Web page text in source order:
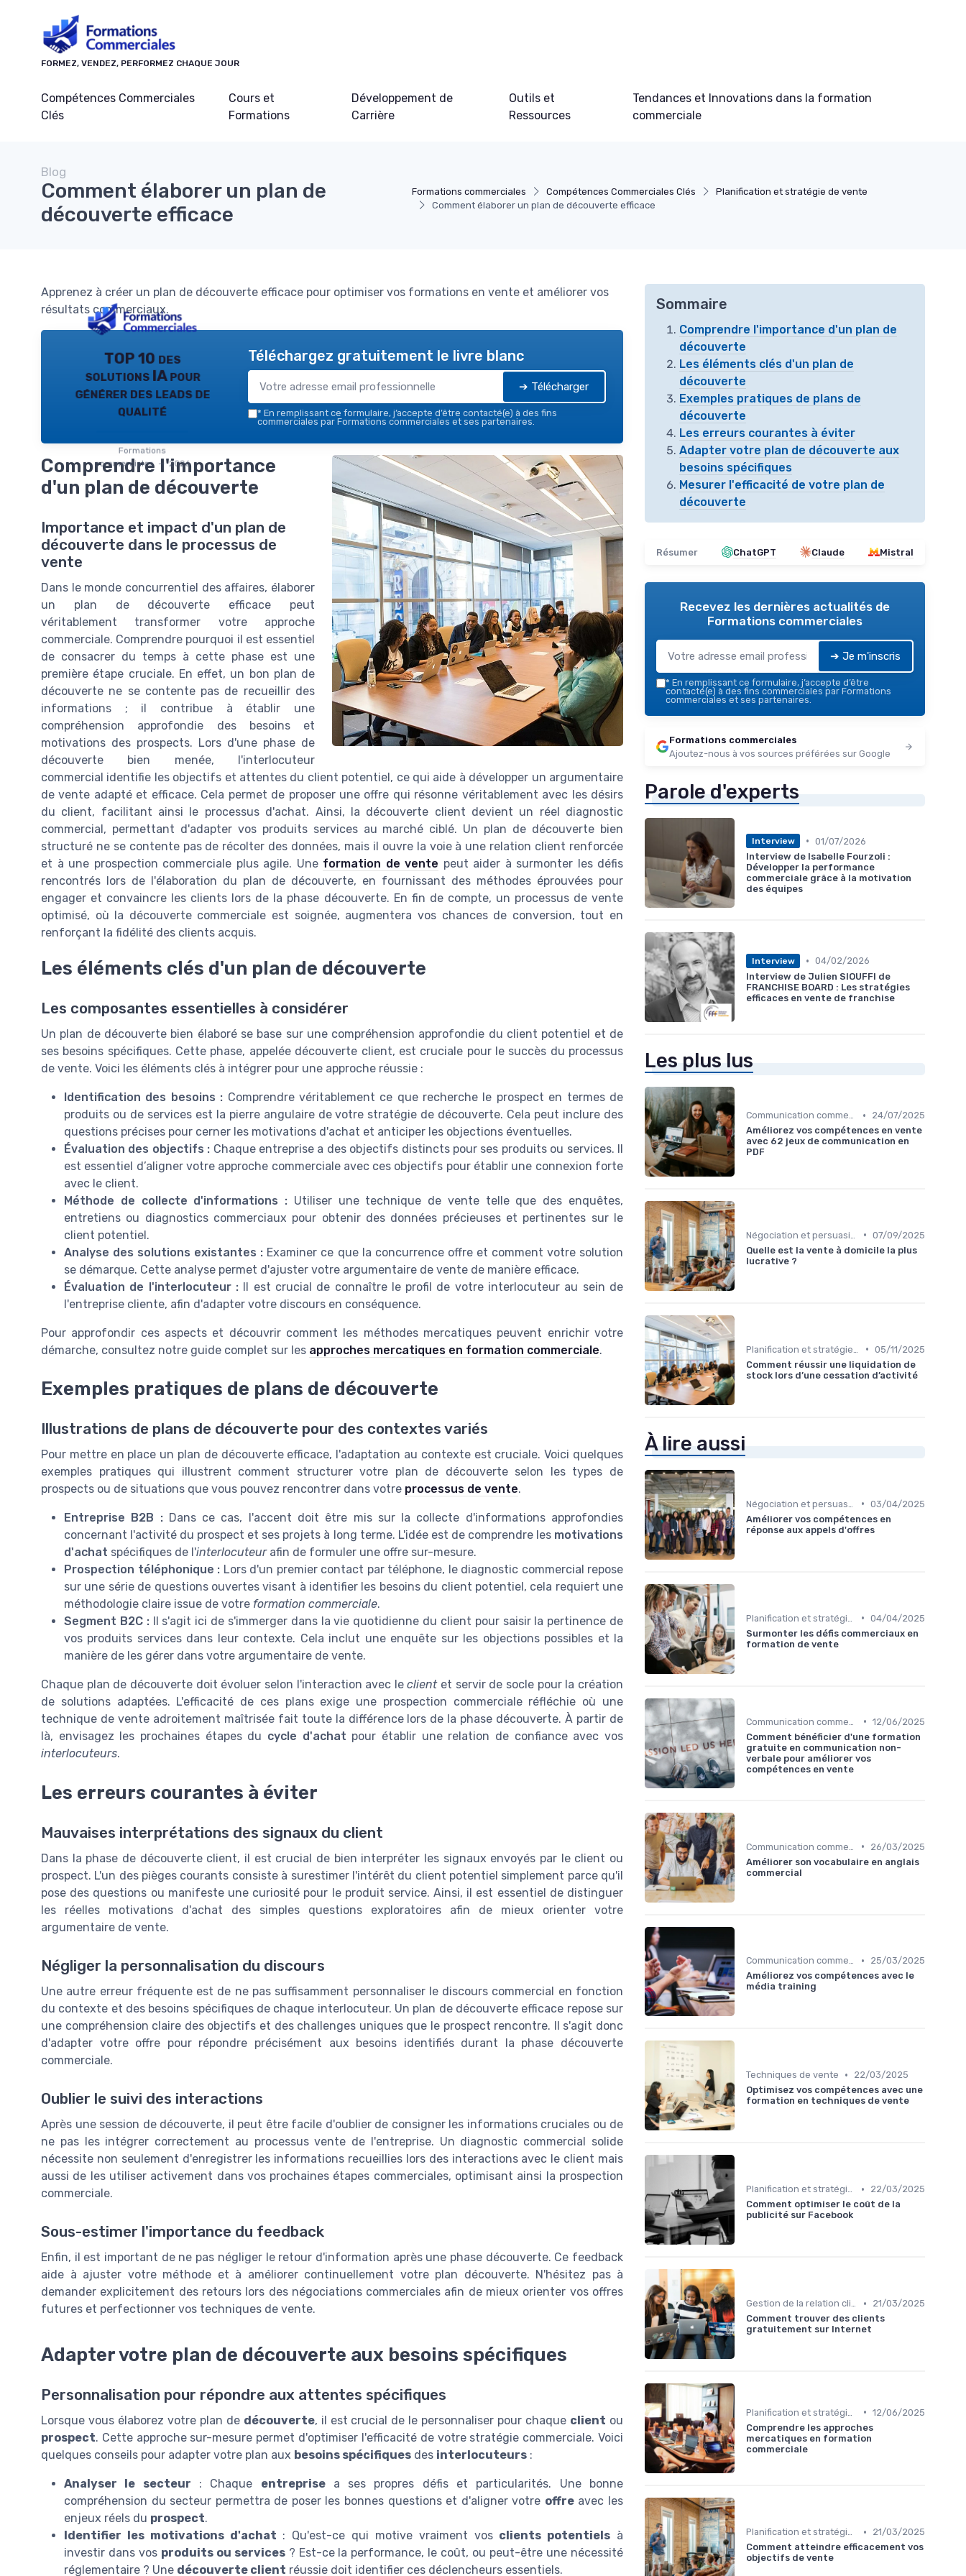
FORMEZ, VENDEZ, PERFORMEZ CHAQUE JOUR
Compétences Commerciales
Clés
Cours et
Formations
Développement de
Carrière
Outils et
Ressources
Tendances et Innovations dans la formation
commerciale
Formations commerciales Compétences Commerciales Clés
Planification et stratégie de vente
Comment élaborer un plan de découverte efficace
Blog
Comment élaborer un plan de
découverte efficace
Apprenez à créer un plan de découverte efficace pour optimiser vos formations en vente et améliorer vos
résultats commerciaux.
TOP 10 des
solutions IA pour
générer des leads de
qualité
Formations
commerciales — 2026
Téléchargez gratuitement le livre blanc
➔ Télécharger
* En remplissant ce formulaire, j’accepte d’être contacté(e) à des fins
commerciales par Formations commerciales et ses partenaires.
Comprendre l'importance
d'un plan de découverte
Importance et impact d'un plan de
découverte dans le processus de
vente
Dans le monde concurrentiel des affaires, élaborer
un plan de découverte efficace peut
véritablement transformer votre approche
commerciale. Comprendre pourquoi il est essentiel
de consacrer du temps à cette phase est une
première étape cruciale. En effet, un bon plan de
découverte ne se contente pas de recueillir des
informations ; il contribue à établir une
compréhension approfondie des besoins et
motivations des prospects. Lors d'une phase de
découverte bien menée, l'interlocuteur
commercial identifie les objectifs et attentes du client potentiel, ce qui aide à développer un argumentaire
de vente adapté et efficace. Cela permet de proposer une offre qui résonne véritablement avec les désirs
du client, facilitant ainsi le processus d'achat. Ainsi, la découverte client devient un réel diagnostic
commercial, permettant d'adapter vos produits services au marché ciblé. Un plan de découverte bien
structuré ne se contente pas de récolter des données, mais il ouvre la voie à une relation client renforcée
et à une prospection commerciale plus agile. Une formation de vente peut aider à surmonter les défis
rencontrés lors de l'élaboration du plan de découverte, en fournissant des méthodes éprouvées pour
engager et convaincre les clients lors de la phase découverte. En fin de compte, un processus de vente
optimisé, où la découverte commerciale est soignée, augmentera vos chances de conversion, tout en
renforçant la fidélité des clients acquis.
Les éléments clés d'un plan de découverte
Les composantes essentielles à considérer
Un plan de découverte bien élaboré se base sur une compréhension approfondie du client potentiel et de
ses besoins spécifiques. Cette phase, appelée découverte client, est cruciale pour le succès du processus
de vente. Voici les éléments clés à intégrer pour une approche réussie :
Identification des besoins : Comprendre véritablement ce que recherche le prospect en termes de
produits ou de services est la pierre angulaire de votre stratégie de découverte. Cela peut inclure des
questions précises pour cerner les motivations d'achat et anticiper les objections éventuelles.
Évaluation des objectifs : Chaque entreprise a des objectifs distincts pour ses produits ou services. Il
est essentiel d’aligner votre approche commerciale avec ces objectifs pour établir une connexion forte
avec le client.
Méthode de collecte d'informations : Utiliser une technique de vente telle que des enquêtes,
entretiens ou diagnostics commerciaux pour obtenir des données précieuses et pertinentes sur le
client potentiel.
Analyse des solutions existantes : Examiner ce que la concurrence offre et comment votre solution
se démarque. Cette analyse permet d'ajuster votre argumentaire de vente de manière efficace.
Évaluation de l'interlocuteur :Il est crucial de connaître le profil de votre interlocuteur au sein de
l'entreprise cliente, afin d'adapter votre discours en conséquence.
Pour approfondir ces aspects et découvrir comment les méthodes mercatiques peuvent enrichir votre
démarche, consultez notre guide complet sur les approches mercatiques en formation commerciale.
Exemples pratiques de plans de découverte
Illustrations de plans de découverte pour des contextes variés
Pour mettre en place un plan de découverte efficace, l'adaptation au contexte est cruciale. Voici quelques
exemples pratiques qui illustrent comment structurer votre plan de découverte selon les types de
prospects ou de situations que vous pouvez rencontrer dans votre processus de vente.
Entreprise B2B :Dans ce cas, l'accent doit être mis sur la collecte d'informations approfondies
concernant l'activité du prospect et ses projets à long terme. L'idée est de comprendre les motivations
d'achat spécifiques de l'interlocuteurafin de formuler une offre sur-mesure.
Prospection téléphonique : Lors d'un premier contact par téléphone, le diagnostic commercial repose
sur une série de questions ouvertes visant à identifier les besoins du client potentiel, cela requiert une
méthodologie claire issue de votre formation commerciale.
Segment B2C :Il s'agit ici de s'immerger dans la vie quotidienne du client pour saisir la pertinence de
vos produits services dans leur contexte. Cela inclut une enquête sur les objections possibles et la
manière de les gérer dans votre argumentaire de vente.
Chaque plan de découverte doit évoluer selon l'interaction avec leclientet servir de socle pour la création
de solutions adaptées. L'efficacité de ces plans exige une prospection commerciale réfléchie où une
technique de vente adroitement maîtrisée fait toute la différence lors de la phase découverte. À partir de
là, envisagez les prochaines étapes du cycle d'achat pour établir une relation de confiance avec vos
interlocuteurs.
Les erreurs courantes à éviter
Mauvaises interprétations des signaux du client
Dans la phase de découverte client, il est crucial de bien interpréter les signaux envoyés par le client ou
prospect. L'un des pièges courants consiste à surestimer l'intérêt du client potentiel simplement parce qu'il
pose des questions ou manifeste une curiosité pour le produit service. Ainsi, il est essentiel de distinguer
les réelles motivations d'achat des simples questions exploratoires afin de mieux orienter votre
argumentaire de vente.
Négliger la personnalisation du discours
Une autre erreur fréquente est de ne pas suffisamment personnaliser le discours commercial en fonction
du contexte et des besoins spécifiques de chaque interlocuteur. Un plan de découverte efficace repose sur
une compréhension claire des objectifs et des challenges uniques que le prospect rencontre. Il s'agit donc
d'adapter votre offre pour répondre précisément aux besoins identifiés durant la phase découverte
commerciale.
Oublier le suivi des interactions
Après une session de découverte, il peut être facile d'oublier de consigner les informations cruciales ou de
ne pas les intégrer correctement au processus vente de l'entreprise. Un diagnostic commercial solide
nécessite non seulement d'enregistrer les informations recueillies lors des interactions avec le client mais
aussi de les utiliser activement dans vos prochaines étapes commerciales, optimisant ainsi la prospection
commerciale.
Sous-estimer l'importance du feedback
Enfin, il est important de ne pas négliger le retour d'information après une phase découverte. Ce feedback
aide à ajuster votre méthode et à améliorer continuellement votre plan découverte. N'hésitez pas à
demander explicitement des retours lors des négociations commerciales afin de mieux orienter vos offres
futures et perfectionner vos techniques de vente.
Adapter votre plan de découverte aux besoins spécifiques
Personnalisation pour répondre aux attentes spécifiques
Lorsque vous élaborez votre plan de découverte, il est crucial de le personnaliser pour chaque client ou
prospect. Cette approche sur-mesure permet d'optimiser l'efficacité de votre stratégie commerciale. Voici
quelques conseils pour adapter votre plan aux besoins spécifiques des interlocuteurs :
Analyser le secteur : Chaque entreprisea ses propres défis et particularités. Une bonne
compréhension du secteur permettra de poser les bonnes questions et d'aligner votre offreavec les
enjeux réels du prospect.
Identifier les motivations d'achat : Qu'est-ce qui motive vraiment vos clients potentiels à
investir dans vos produits ou services? Est-ce la performance, le coût, ou peut-être une nécessité
réglementaire ? Une découverte client réussie doit identifier ces déclencheurs essentiels.
Sommaire
Comprendre l'importance d'un plan de
découverte
Les éléments clés d'un plan de
découverte
Exemples pratiques de plans de
découverte
Les erreurs courantes à éviter
Adapter votre plan de découverte aux
besoins spécifiques
Mesurer l'efficacité de votre plan de
découverte
Résumer ChatGPT Claude Mistral
Recevez les dernières actualités de
Formations commerciales
➔ Je m'inscris
* En remplissant ce formulaire, j’accepte d’être
contacté(e) à des fins commerciales par Formations
commerciales et ses partenaires.
Formations commerciales
Ajoutez-nous à vos sources préférées sur Google
Parole d'experts
Interview • 01/07/2026
Interview de Isabelle Fourzoli :
Développer la performance
commerciale grâce à la motivation
des équipes
Interview • 04/02/2026
Interview de Julien SIOUFFI de
FRANCHISE BOARD : Les stratégies
efficaces en vente de franchise
Les plus lus
Communication commerciale •
24/07/2025
Améliorez vos compétences en vente
avec 62 jeux de communication en
PDF
• 07/09/2025
Quelle est la vente à domicile la plus
lucrative ?
• 05/11/2025
Comment réussir une liquidation de
stock lors d’une cessation d’activité
À lire aussi
• 03/04/2025
Améliorer vos compétences en
réponse aux appels d'offres
• 04/04/2025
Surmonter les défis commerciaux en
formation de vente
• 12/06/2025
Comment bénéficier d'une formation
gratuite en communication non-
verbale pour améliorer vos
compétences en vente
•
26/03/2025
Améliorer son vocabulaire en anglais
commercial
Communication commerciale •
25/03/2025
Améliorez vos compétences avec le
média training
Techniques de vente •
22/03/2025
Optimisez vos compétences avec une
formation en techniques de vente
Planification et stratégie de vente •
22/03/2025
Comment optimiser le coût de la
publicité sur Facebook
Gestion de la relation client (CRM) •
21/03/2025
Comment trouver des clients
gratuitement sur Internet
• 12/06/2025
Comprendre les approches
mercatiques en formation
commerciale
Planification et stratégie de vente •
21/03/2025
Comment atteindre efficacement vos
objectifs de vente